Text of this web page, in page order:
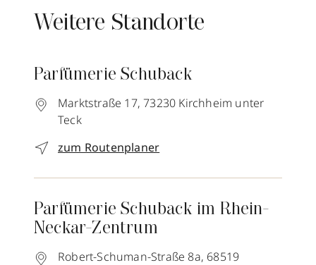
Weitere Standorte
Parfümerie Schuback
Marktstraße 17, 73230 Kirchheim unter
Teck
zum Routenplaner
Parfümerie Schuback im Rhein-
Neckar-Zentrum
Robert-Schuman-Straße 8a, 68519